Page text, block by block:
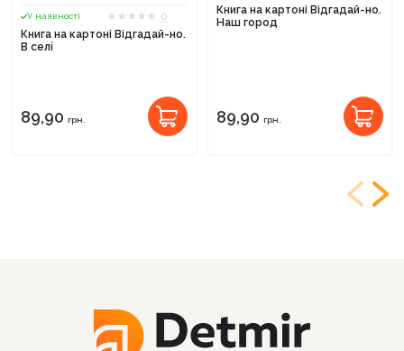
У наявності
0
Книга на картоні Відгадай-но.
В селi
89,90 грн.
Книга на картоні Відгадай-но.
Наш город
89,90 грн.